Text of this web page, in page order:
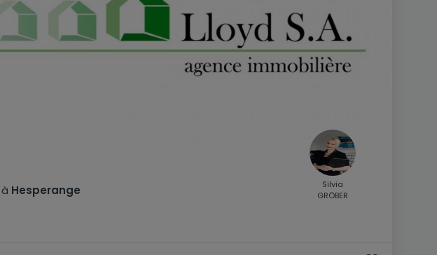
à Hesperange
Silvia
GRÖBER